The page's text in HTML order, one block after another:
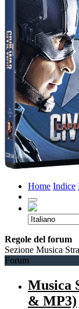
Home Indice
Regole del forum
Sezione Musica
Forum
Musica
& MP3)